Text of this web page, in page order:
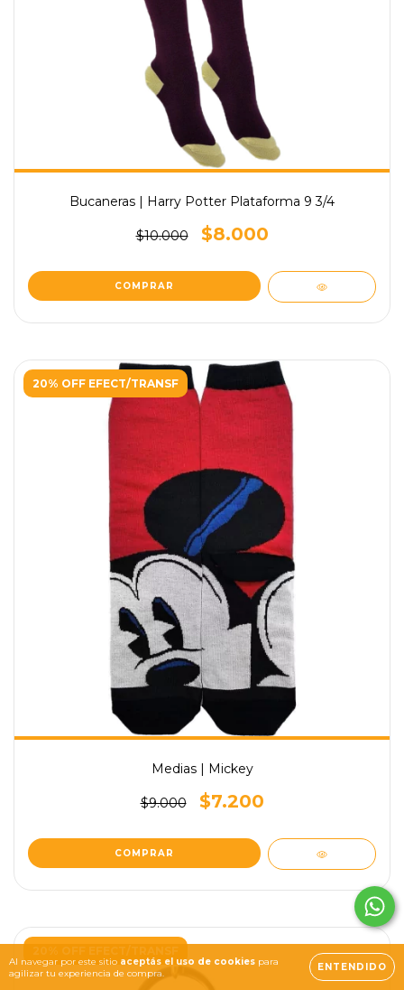
Al navegar por este sitio aceptás el uso de cookies para
agilizar tu experiencia de compra.
ENTENDIDO
Bucaneras | Harry Potter Plataforma 9 3/4
$10.000 $8.000
20% OFF EFECT/TRANSF
Medias | Mickey
$9.000 $7.200
20% OFF EFECT/TRANSF